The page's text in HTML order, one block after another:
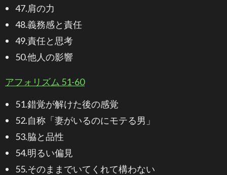
47.肩の力
48.義務感と責任
49.責任と思考
50.他人の影響
アフォリズム 51-60
51.錯覚が解けた後の感覚
52.自称「妻がいるのにモテる男」
53.脇と品性
54.明るい偏見
55.そのままでいてくれて構わない